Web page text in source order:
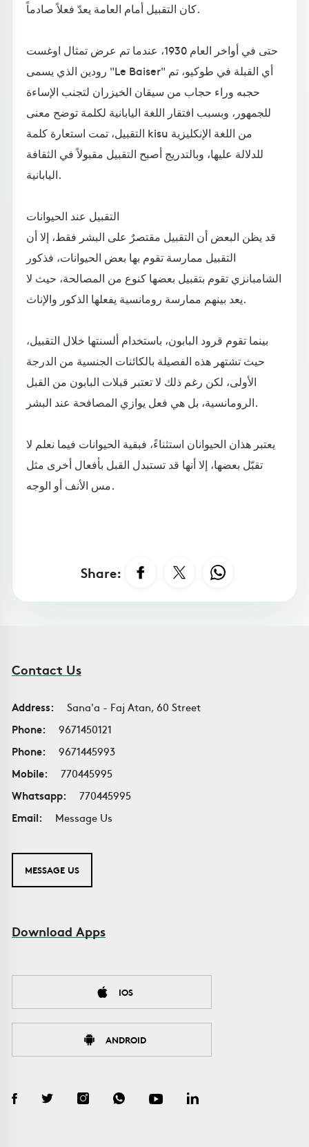
كان التقبيل أمام العامة يعدّ فعلاً صادماً.
حتى في أواخر العام 1930، عندما تم عرض تمثال اوغست
رودين الذي يسمى "Le Baiser" أي القبلة في طوكيو، تم
حجبه وراء حجاب من سيقان الخيزران لتجنب الإساءة
للجمهور، وبسبب افتقار اللغة اليابانية لكلمة توضح معنى
التقبيل، تمت استعارة كلمة kisu من اللغة الإنكليزية
للدلالة عليها، وبالتدريج أصبح التقبيل مقبولاً في الثقافة
اليابانية.
التقبيل عند الحيوانات
قد يظن البعض أن التقبيل مقتصرٌ على البشر فقط، إلا أن
التقبيل ممارسة تقوم بها بعض الحيوانات، فذكور
الشامبانزي تقوم بتقبيل بعضها كنوع من المصالحة، حيث لا
يعد بينهم ممارسة رومانسية يفعلها الذكور والإناث.
بينما تقوم قرود البابون، باستخدام ألسنتها خلال التقبيل،
حيث تشتهر هذه الفصيلة بالكائنات الجنسية من الدرجة
الأولى، لكن رغم ذلك لا تعتبر قبلات البابون من القبل
الرومانسية، بل هي فعل يوازي المصافحة عند البشر.
يعتبر هذان الحيوانان استثناءً، فبقية الحيوانات فيما نعلم لا
تقبّل بعضها، إلا أنها قد تستبدل القبل بأفعال أخرى مثل
مس الأنف أو الوجه.
Share:
Contact Us
Address:
Sana'a - Faj Atan, 60 Street
Phone:
9671450121
Phone:
9671445993
Mobile:
770445995
Whatsapp:
770445995
Email:
Message Us
MESSAGE US
Download Apps
IOS
ANDROID